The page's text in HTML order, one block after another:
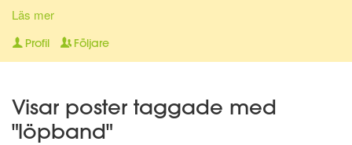
Nu för tiden är jag en av Matdagbokens mentorer, skicka ett
privat meddelande om du vill ha stöd och pepp privat eller om du
Läs mer
Profil Följare
Visar poster taggade med
"löpband"